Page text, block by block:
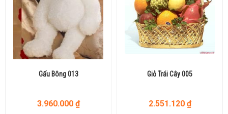
Gấu Bông 013
3.960.000 ₫
Giỏ Trái Cây 005
2.551.120 ₫